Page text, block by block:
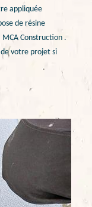
appliquée
de résine
Construction .
de votre projet si